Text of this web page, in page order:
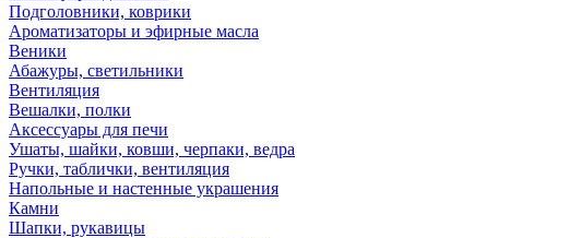
Подголовники, коврики
Ароматизаторы и эфирные масла
Веники
Абажуры, светильники
Вентиляция
Вешалки, полки
Аксессуары для печи
Ушаты, шайки, ковши, черпаки, ведра
Ручки, таблички, вентиляция
Напольные и настенные украшения
Камни
Шапки, рукавицы